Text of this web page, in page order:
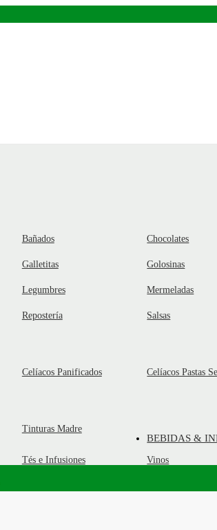
Bañados Chocolates
Galletitas Golosinas
Legumbres Mermeladas
Repostería Salsas
Celíacos Panificados Celíacos Pastas
Tinturas Madre
BEBIDAS &
Tés e Infusiones Vinos